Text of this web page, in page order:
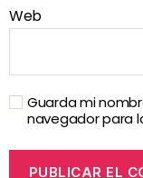
Web
Guarda mi
navegador para